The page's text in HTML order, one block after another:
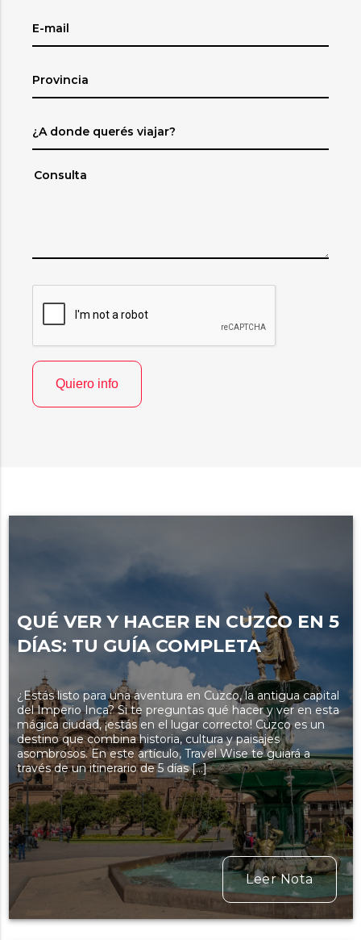
QUÉ VER Y HACER EN CUZCO EN 5
DÍAS: TU GUÍA COMPLETA
¿Estás listo para una aventura en Cuzco, la antigua capital
del Imperio Inca? Si te preguntas qué hacer y ver en esta
mágica ciudad, ¡estás en el lugar correcto! Cuzco es un
destino que combina historia, cultura y paisajes
asombrosos. En este artículo, Travel Wise te guiará a
través de un itinerario de 5 días […]
Leer Nota